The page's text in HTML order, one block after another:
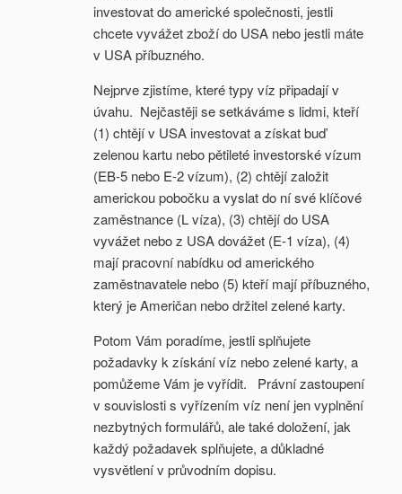
investovat do americké společnosti, jestli
chcete vyvážet zboží do USA nebo jestli máte
v USA příbuzného.
Nejprve zjistíme, které typy víz připadají v
úvahu. Nejčastěji se setkáváme s lidmi, kteří
(1) chtějí v USA investovat a získat buď
zelenou kartu nebo pětileté investorské vízum
(EB-5 nebo E-2 vízum), (2) chtějí založit
americkou pobočku a vyslat do ní své klíčové
zaměstnance (L víza), (3) chtějí do USA
vyvážet nebo z USA dovážet (E-1 víza), (4)
mají pracovní nabídku od amerického
zaměstnavatele nebo (5) kteří mají příbuzného,
který je Američan nebo držitel zelené karty.
Potom Vám poradíme, jestli splňujete
požadavky k získání víz nebo zelené karty, a
pomůžeme Vám je vyřídit. Právní zastoupení
v souvislosti s vyřízením víz není jen vyplnění
nezbytných formulářů, ale také doložení, jak
každý požadavek splňujete, a důkladné
vysvětlení v průvodním dopisu.